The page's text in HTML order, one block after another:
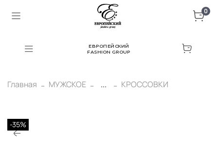
0
ЕВРОПЕЙСКИЙ
FASHION GROUP
Главная МУЖСКОЕ ... КРОССОВКИ
-35%